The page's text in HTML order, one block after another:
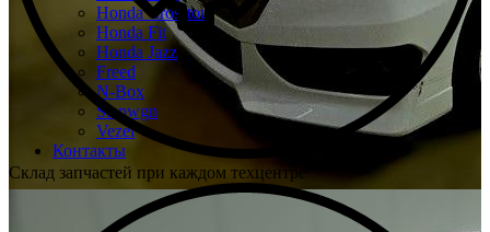
Honda Crosstour
Honda Fit
Honda Jazz
Freed
N-Box
Stepwgn
Vezel
Контакты
Склад запчастей при каждом техцентре